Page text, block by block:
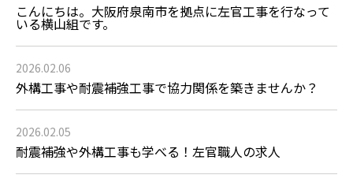
こんにちは。大阪府泉南市を拠点に左官工事を行なって
いる横山組です。
2026.02.06
外構工事や耐震補強工事で協力関係を築きませんか？
2026.02.05
耐震補強や外構工事も学べる！左官職人の求人